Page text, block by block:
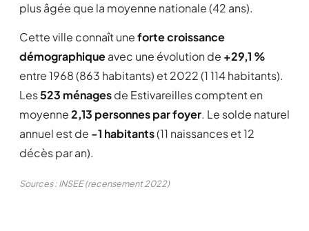
plus âgée que la moyenne nationale (42 ans).
Cette ville connaît uneforte croissance
démographiqueavec une évolution de +29,1 %
entre 1968 (863 habitants) et 2022 (1 114 habitants).
Les523 ménagesde Estivareilles comptent en
moyenne2,13 personnes par foyer. Le solde naturel
annuel est de -1 habitants(11 naissances et 12
décès par an).
Sources : INSEE (recensement 2022)